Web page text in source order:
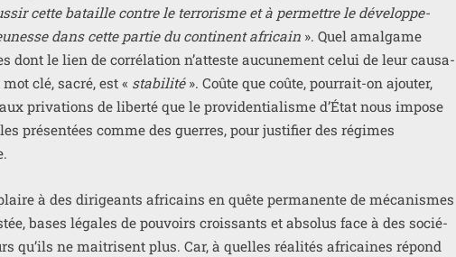
cette bataille contre le ter­ro­risme et à per­mettre le déve­lop­pe­
dans cette par­tie du conti­nent afri­cain ». Quel amal­game
dont le lien de cor­ré­la­tion n’atteste aucu­ne­ment celui de leur cau­sa­
clé, sacré, est « sta­bi­li­té». Coûte que coûte, pour­rait-on ajou­ter,
pri­va­tions de liber­té que le pro­vi­den­tia­lisme d’État nous impose
pré­sen­tées comme des guerres, pour jus­ti­fier des régimes
à des diri­geants afri­cains en quête per­ma­nente de méca­nismes
bases légales de pou­voirs crois­sants et abso­lus face à des socié­
qu’ils ne mai­trisent plus. Car, à quelles réa­li­tés afri­caines répond